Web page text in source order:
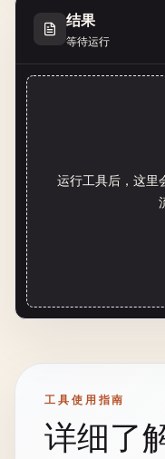
结果
等待运行
运行工具后，这里
工具使用指南
详细了